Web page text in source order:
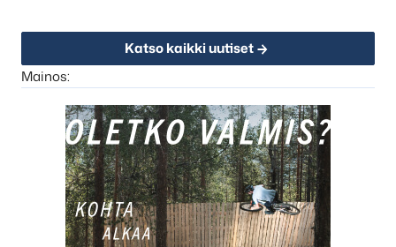
Katso kaikki uutiset
Mainos: